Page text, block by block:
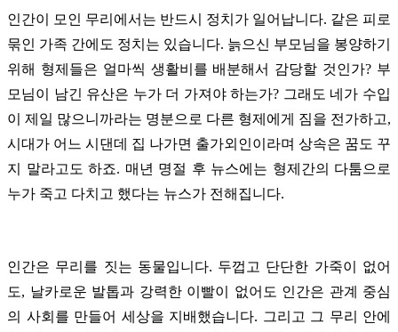
인간이 모인 무리에서는 반드시 정치가 일어납니다. 같은 피로
묶인 가족 간에도 정치는 있습니다. 늙으신 부모님을 봉양하기
위해 형제들은 얼마씩 생활비를 배분해서 감당할 것인가? 부
모님이 남긴 유산은 누가 더 가져야 하는가? 그래도 네가 수입
이 제일 많으니까라는 명분으로 다른 형제에게 짐을 전가하고,
시대가 어느 시댄데 집 나가면 출가외인이라며 상속은 꿈도 꾸
지 말라고도 하죠. 매년 명절 후 뉴스에는 형제간의 다툼으로
누가 죽고 다치고 했다는 뉴스가 전해집니다.
인간은 무리를 짓는 동물입니다. 두껍고 단단한 가죽이 없어
도, 날카로운 발톱과 강력한 이빨이 없어도 인간은 관계 중심
의 사회를 만들어 세상을 지배했습니다. 그리고 그 무리 안에